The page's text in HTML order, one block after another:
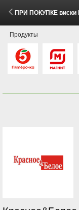
ПРИ ПОКУПКЕ виски РЭДВОКЕР 0.5л газ.напиток
Продукты